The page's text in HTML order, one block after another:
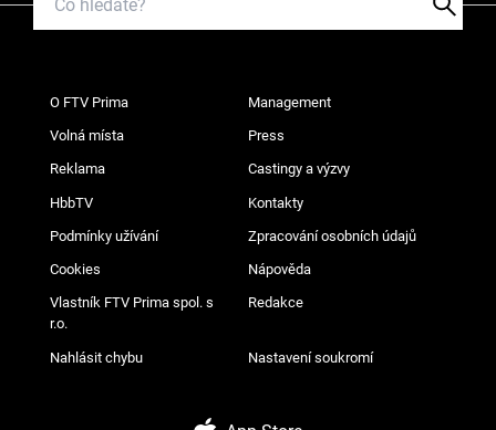
O FTV Prima Management
Volná místa Press
Reklama Castingy a výzvy
HbbTV Kontakty
Podmínky užívání Zpracování osobních údajů
Cookies Nápověda
Vlastník FTV Prima spol. s
r.o.
Redakce
Nahlásit chybu Nastavení soukromí